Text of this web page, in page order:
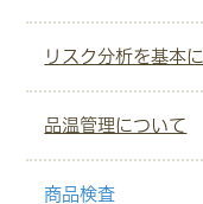
リスク分析を基本に
品温管理について
商品検査